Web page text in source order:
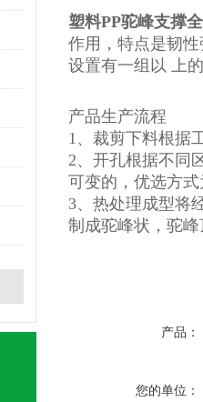
塑料PP驼峰支撑
作用，特点是韧
设置有一组以 上
产品生产流程
1、裁剪下料根据
2、开孔根据不同
可变的，优选方
3、热处理成型将
制成驼峰状，驼
产品：
您的单位：